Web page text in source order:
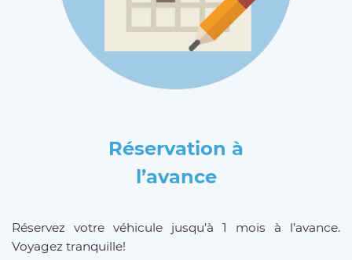
Réservation à
l’avance
Réservez votre véhicule jusqu’à 1 mois à l’avance.
Voyagez tranquille!